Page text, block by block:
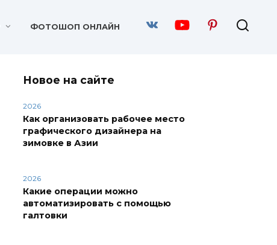
ФОТОШОП ОНЛАЙН
Новое на сайте
2026
Как организовать рабочее место
графического дизайнера на
зимовке в Азии
2026
Какие операции можно
автоматизировать с помощью
галтовки